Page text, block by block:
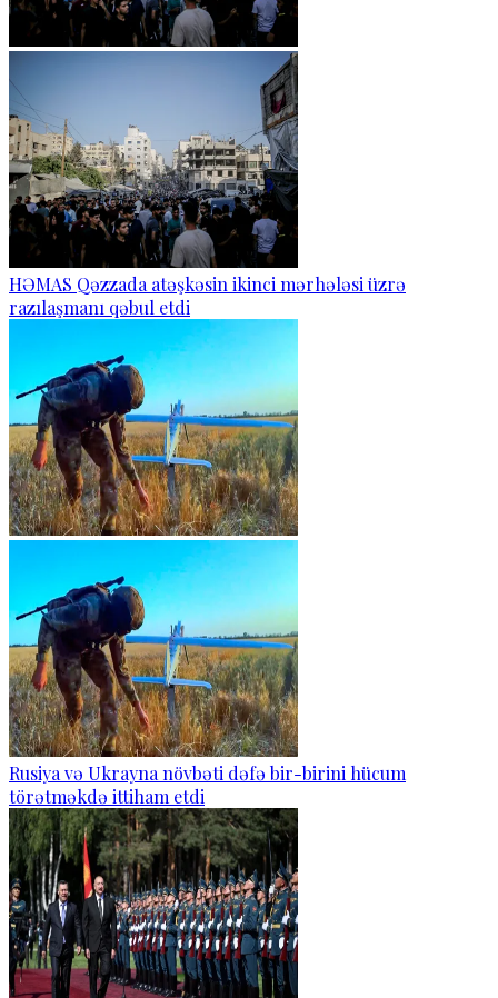
HƏMAS Qəzzada atəşkəsin ikinci mərhələsi üzrə
razılaşmanı qəbul etdi
Rusiya və Ukrayna növbəti dəfə bir-birini hücum
törətməkdə ittiham etdi